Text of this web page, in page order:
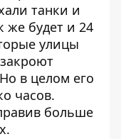
танки и
же будет и 24
улицы
закроют
в целом его
часов.
больше